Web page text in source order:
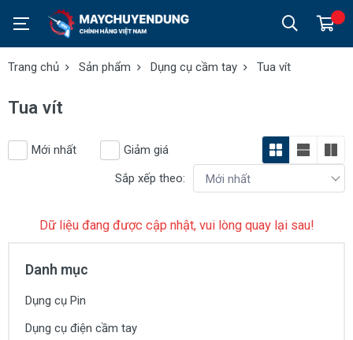
Trang chủ Sản phẩm Dụng cụ cầm tay Tua vít
Tua vít
Mới nhất
Giảm giá
Sắp xếp theo:
Dữ liệu đang được cập nhật, vui lòng quay lại sau!
Danh mục
Dụng cụ Pin
Dụng cụ điện cầm tay